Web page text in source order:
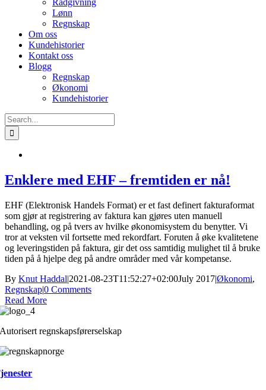
Rådgivning
Lønn
Regnskap
Om oss
Kundehistorier
Kontakt oss
Blogg
Regnskap
Økonomi
Kundehistorier
Search
for:
Enklere med EHF – fremtiden er nå!
EHF (Elektronisk Handels Format) er et fast definert fakturaformat
som gjør at registrering av faktura kan gjøres uten manuell
behandling, og på tvers av hvilke økonomisystem du benytter. Vi
tror at veksten vil fortsette med rekordfart. Foruten å øke kvalitetene
og leveringstiden på faktura, gir det oss samtidig mulighet til å bruke
tiden på å hjelpe deg på andre områder med vår kompetanse.
By Knut Haddal|2021-08-23T11:52:27+02:00July 2017|Økonomi,
Regnskap|0 Comments
Read More
Autorisert regnskapsførerselskap